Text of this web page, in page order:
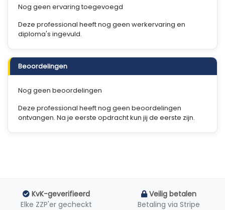
Nog geen ervaring toegevoegd
Deze professional heeft nog geen werkervaring en
diploma's ingevuld.
Beoordelingen
Nog geen beoordelingen
Deze professional heeft nog geen beoordelingen
ontvangen. Na je eerste opdracht kun jij de eerste zijn.
KvK-geverifieerd
Elke ZZP'er gecheckt
Veilig betalen
Betaling via Stripe